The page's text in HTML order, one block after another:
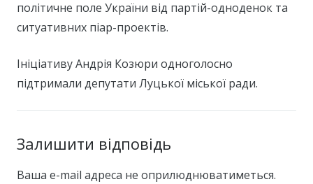
політичне поле України від партій-одноденок та
ситуативних піар-проектів.
Ініціативу Андрія Козюри одноголосно
підтримали депутати Луцької міської ради.
Залишити відповідь
Ваша e-mail адреса не оприлюднюватиметься.